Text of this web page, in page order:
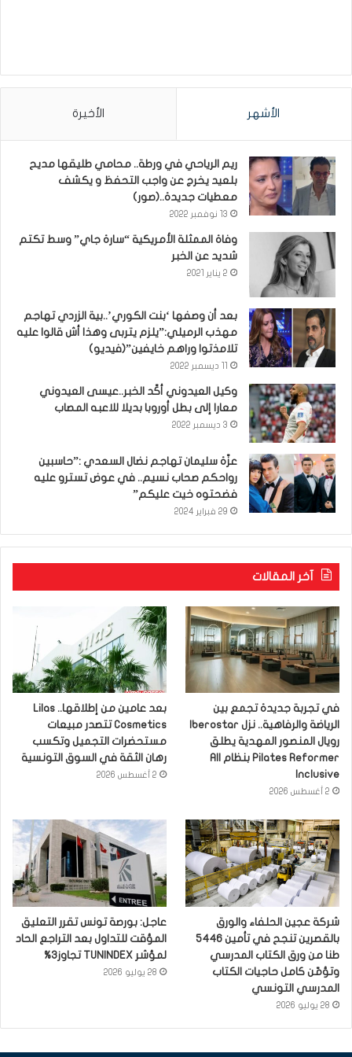
الأشهر الأخيرة
ريم الرياحي في ورطة.. محامي طليقها مديح
بلعيد يخرج عن واجب التحفظ و يكشف
معطيات جديدة..(صور)
13 نوفمبر 2022
وفاة الممثلة الأمريكية “سارة جاي” وسط تكتم
شديد عن الخبر
2 يناير 2021
بعد أن وصفها ‘بنت الكوري’..بية الزردي تهاجم
مهذب الرميلي:”يلزم يتربى وهذا أش قالوا عليه
تلامذتوا وراهم خايفين”(فيديو)
وكيل العيدوني أكّد الخبر..عيسى العيدوني
معارا إلى بطل أوروبا بديلا للاعبه المصاب
3 ديسمبر 2022
عزّة سليمان تهاجم نضال السعدي :”حاسبين
رواحكم صحاب نسيم.. في عوض تسترو عليه
فضحتوه خيت عليكم”
29 فبراير 2024
آخر المقالات
في تجربة جديدة تجمع بين
رويال المنصور المهدية يطلق
Pilates Reformer بنظام All
Inclusive
2 أغسطس 2026
بعد عامين من إطلاقها.. Lilas
Cosmetics تتصدر مبيعات
مستحضرات التجميل وتكسب
رهان الثقة في السوق التونسية
2 أغسطس 2026
شركة عجين الحلفاء والورق
بالقصرين تنجح في تأمين 5446
طنا من ورق الكتاب المدرسي
وتؤمّن كامل حاجيات الكتاب
المدرسي التونسي
28 يوليو 2026
عاجل: بورصة تونس تقرر التعليق
المؤقت للتداول بعد التراجع الحاد
لمؤشر TUNINDEX تجاوز3%
28 يوليو 2026